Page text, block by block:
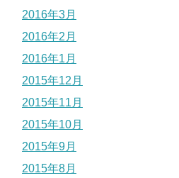
2016年3月
2016年2月
2016年1月
2015年12月
2015年11月
2015年10月
2015年9月
2015年8月